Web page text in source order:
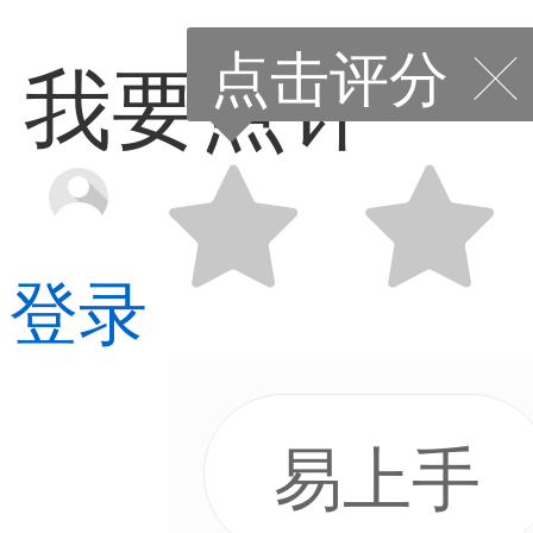
我要点评
登录
点击评分
易上手